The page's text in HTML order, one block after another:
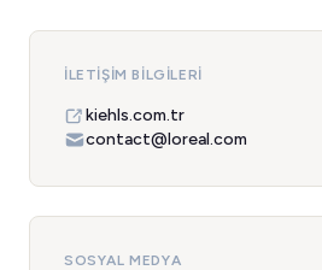
İLETIŞIM BILGILERI
kiehls.com.tr
contact@loreal.com
SOSYAL MEDYA